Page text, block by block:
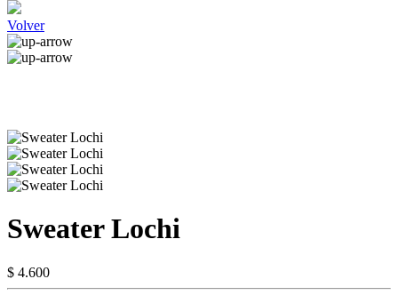
Volver
Sweater Lochi
$ 4.600